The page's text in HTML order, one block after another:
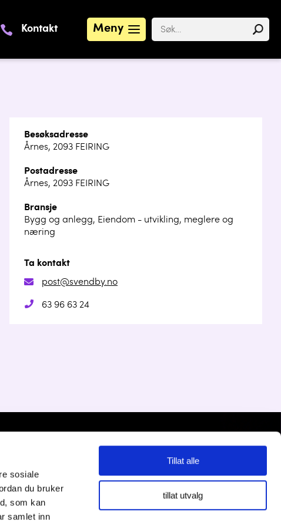
sosiale
du bruker
som kan
samlet inn
Tillat alle
tillat utvalg
Meny
Kontakt
Besøksadresse
Årnes, 2093 FEIRING
Postadresse
Årnes, 2093 FEIRING
Bransje
Bygg og anlegg, Eiendom - utvikling, meglere og
næring
Ta kontakt
post@svendby.no
63 96 63 24
Personvernserklæring
Cookies informasjon